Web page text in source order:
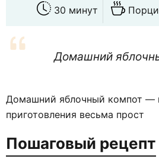
30 минут
Домашний
Домашний яблочный компот —
приготовления весьма прост
Пошаговый рецепт